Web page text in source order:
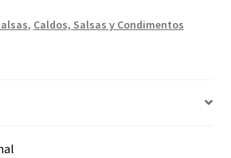
, Caldos, Salsas y Condimentos